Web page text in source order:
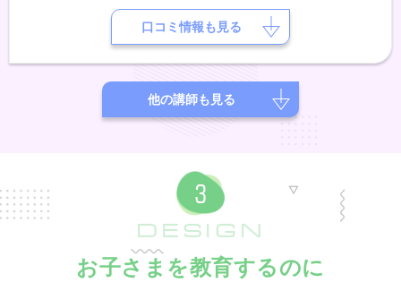
いた祖父の流れを受け継ぐ母のもとで学び、5歳よりピアノとソルフェ
ージュを学びました。その後はギター・ベース・ドラム・キーボードな
ど、ジャンルにとらわれず音楽に触れてきました。ピアノバーでの演奏
や、コンサートでのアンサンブル、自作曲の演奏など、日常の中で表現
活動を行っています。即興性や場の空気との対話を大切にしながら、音
を「生きたもの」として捉えた演奏を重ねてきました。レッスンでは、
正解に急ぐのではなく、その方の中にある感覚や表現が自然に立ち上が
ます。音と出会う時間が、少しでも楽しみになるように。
口コミ情報も見る
他の講師も見る
DESIGN
お子さまを教育するのに